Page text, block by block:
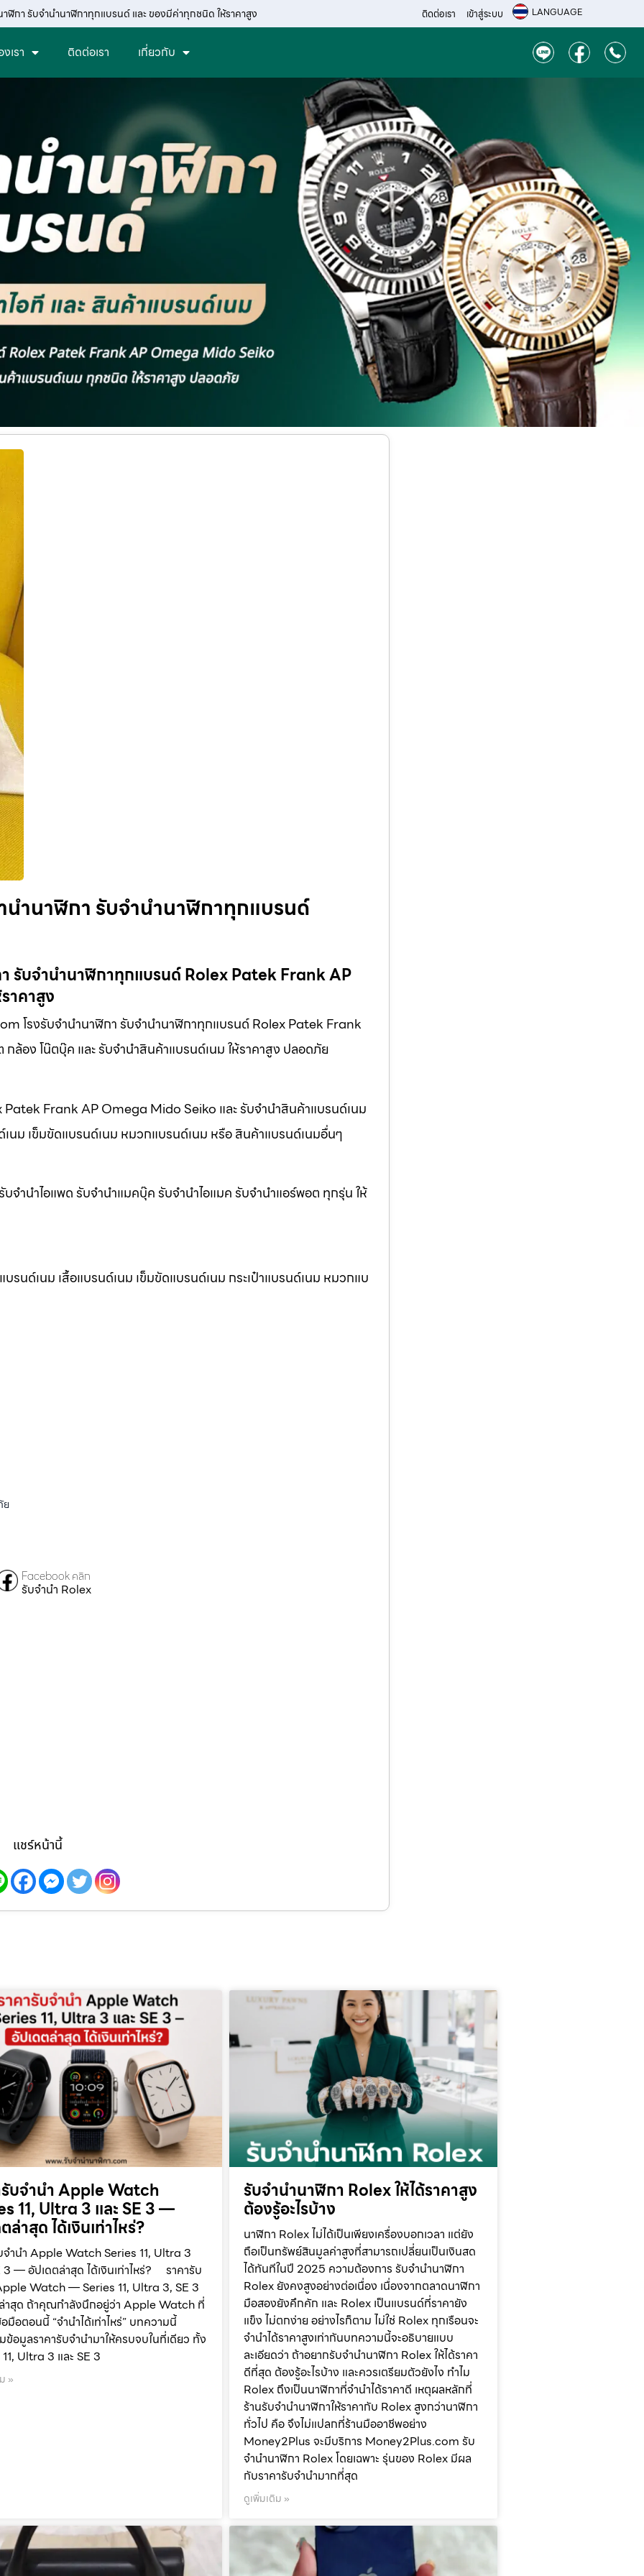
ฬิกา รับจำนำนาฬิกาทุกแบรนด์ และ ของมีค่าทุกชนิด ให้ราคาสูง ติดต่อเรา เข้าสู่ระบบ LANGUAGE
เรา ติดต่อเรา เกี่ยวกับ
นำนาฬิกา รับจำนำนาฬิกาทุกแบรนด์
รับจำนำนาฬิกาทุกแบรนด์ Rolex Patek Frank AP
าคาสูง
โรงรับจำนำนาฬิกา รับจำนำนาฬิกาทุกแบรนด์ Rolex Patek Frank
อง โน๊ตบุ๊ค และ รับจำนำสินค้าแบรนด์เนม ให้ราคาสูง ปลอดภัย
Patek Frank AP Omega Mido Seiko และ รับจำนำสินค้าแบรนด์เนม
เนม เข็มขัดแบรนด์เนม หมวกแบรนด์เนม หรือ สินค้าแบรนด์เนมอื่นๆ
จำนำไอแพด รับจำนำแมคบุ๊ค รับจำนำไอแมค รับจำนำแอร์พอต ทุกรุ่น ให้
รนด์เนม เสื้อแบรนด์เนม เข็มขัดแบรนด์เนม กระเป๋าแบรนด์เนม หมวกแบ
ย
Facebook คลิก
รับจำนำ Rolex
แชร์หน้านี้
บจำนำ Apple Watch
11, Ultra 3 และ SE 3 —
ล่าสุด ได้เงินเท่าไหร่?
จำนำ Apple Watch Series 11, Ultra 3
3 — อัปเดตล่าสุด ได้เงินเท่าไหร่? ราคารับ
Watch — Series 11, Ultra 3, SE 3
าสุด ถ้าคุณกำลังนึกอยู่ว่า Apple Watch ที่
มือตอนนี้ “จำนำได้เท่าไหร่” บทความนี้
ข้อมูลราคารับจำนำมาให้ครบจบในที่เดียว ทั้ง
Ultra 3 และ SE 3
»
รับจำนำนาฬิกา Rolex ให้ได้ราคาสูง
ต้องรู้อะไรบ้าง
นาฬิกา Rolex ไม่ได้เป็นเพียงเครื่องบอกเวลา แต่ยัง
ถือเป็นทรัพย์สินมูลค่าสูงที่สามารถเปลี่ยนเป็นเงินสด
ได้ทันทีในปี 2025 ความต้องการ รับจำนำนาฬิกา
Rolex ยังคงสูงอย่างต่อเนื่อง เนื่องจากตลาดนาฬิกา
มือสองยังคึกคัก และ Rolex เป็นแบรนด์ที่ราคายัง
แข็ง ไม่ตกง่าย อย่างไรก็ตาม ไม่ใช่ Rolex ทุกเรือนจะ
จำนำได้ราคาสูงเท่ากันบทความนี้จะอธิบายแบบ
ละเอียดว่า ถ้าอยากรับจำนำนาฬิกา Rolex ให้ได้ราคา
ดีที่สุด ต้องรู้อะไรบ้าง และควรเตรียมตัวยังไง ทำไม
Rolex ถึงเป็นนาฬิกาที่จำนำได้ราคาดี เหตุผลหลักที่
ร้านรับจำนำนาฬิกาให้ราคากับ Rolex สูงกว่านาฬิกา
ทั่วไป คือ จึงไม่แปลกที่ร้านมืออาชีพอย่าง
Money2Plus จะมีบริการ Money2Plus.com รับ
จำนำนาฬิกา Rolex โดยเฉพาะ รุ่นของ Rolex มีผล
กับราคารับจำนำมากที่สุด
ดูเพิ่มเติม »